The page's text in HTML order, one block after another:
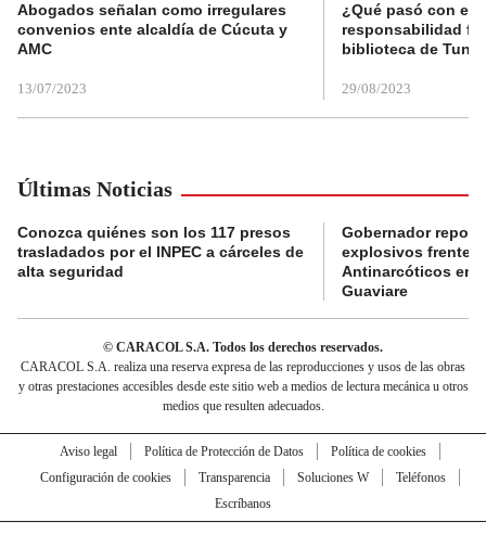
Abogados señalan como irregulares
convenios ente alcaldía de Cúcuta y
AMC
13/07/2023
¿Qué pasó con el
responsabilidad
biblioteca de
29/08/2023
Últimas Noticias
Conozca quiénes son los 117 presos
trasladados por el INPEC a cárceles de
alta seguridad
Gobernador
explosivos frente a
Antinarcóticos en
Guaviare
© CARACOL S.A. Todos los derechos reservados.
CARACOL S.A. realiza una reserva expresa de las reproducciones y usos de las obras
y otras prestaciones accesibles desde este sitio web a medios de lectura mecánica u otros
medios que resulten adecuados.
Aviso legal Política de Protección de Datos
Política de cookies
Configuración de cookies
Transparencia Soluciones W
Teléfonos
Escríbanos